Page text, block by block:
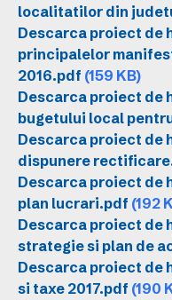
localitatilor din
Descarca proiect de
principalelor
2016.pdf (159 KB)
Descarca proiect
bugetului local
Descarca proiect de
dispunere
Descarca proiect de
plan lucrari.pdf (192
Descarca proiect de
strategie si plan de
Descarca proiect de
si taxe 2017.pdf (190